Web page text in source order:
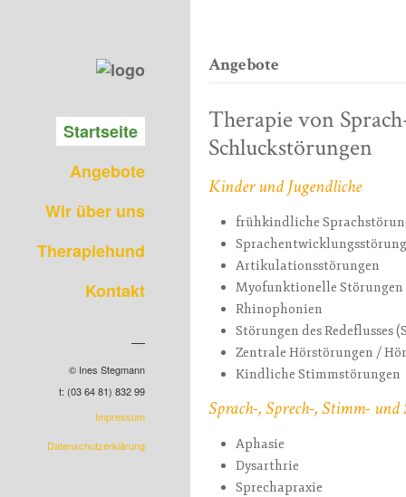
Startseite
Angebote
Wir über uns
Therapiehund
Kontakt
© Ines Stegmann
t: (03 64 81) 832 99
Impressum
Datenschutzerklärung
Angebote
Therapie von
Schluckstörungen
Kinder und Jugendliche
frühkindliche
Artikulationsstörungen
Myofunktionelle
Rhinophonien
Störungen des Redeflusses
Zentrale Hörstörungen /
Kindliche Stimmstörungen
Sprach-, Sprech-, Stimm-
Aphasie
Dysarthrie
Sprechapraxie